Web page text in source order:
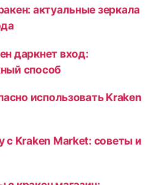
актуальные зеркала
даркнет вход:
способ
использовать Kraken
с Kraken Market: советы и